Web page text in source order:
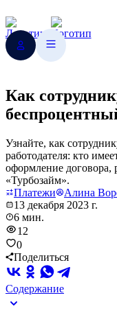
Как
Узнайте, как
работодателя: кто
оформление
«Турбозайм».
Платежи
Алина
13 декабря 2023 г.
6 мин.
12
0
Поделиться
Содержание